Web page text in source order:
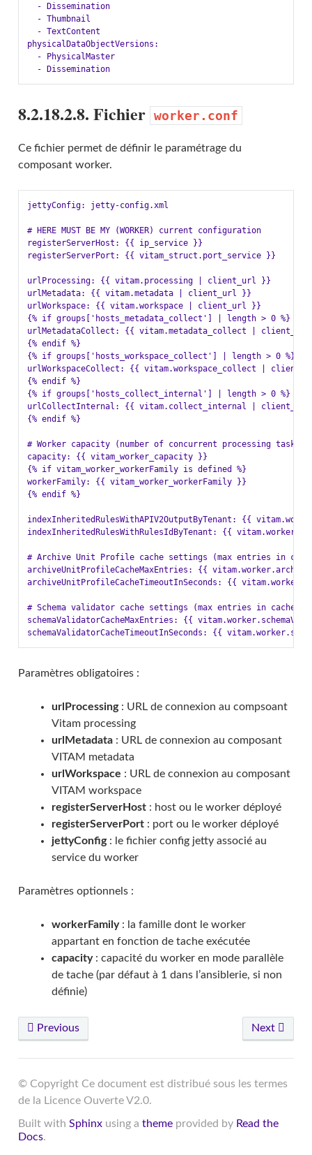
  - Dissemination
  - Thumbnail
  - TextContent
physicalDataObjectVersions:
  - PhysicalMaster
  - Dissemination
8.2.18.2.8. Fichier worker.conf
Ce fichier permet de définir le paramétrage du
composant worker.
jettyConfig: jetty-config.xml
# HERE MUST BE MY (WORKER) current configuration
registerServerHost: {{ ip_service }}
registerServerPort: {{ vitam_struct.port_service }}
urlProcessing: {{ vitam.processing | client_url }}
urlMetadata: {{ vitam.metadata | client_url }}
urlWorkspace: {{ vitam.workspace | client_url }}
{% if groups['hosts_metadata_collect'] | length > 0 %}
urlMetadataCollect: {{ vitam.metadata_collect |
{% endif %}
{% if groups['hosts_workspace_collect'] | length > 0 %}
urlWorkspaceCollect: {{ vitam.workspace_collect |
{% endif %}
{% if groups['hosts_collect_internal'] | length > 0 %}
urlCollectInternal: {{ vitam.collect_internal |
{% endif %}
# Worker capacity (number of concurrent processing tasks)
capacity: {{ vitam_worker_capacity }}
{% if vitam_worker_workerFamily is defined %}
workerFamily: {{ vitam_worker_workerFamily }}
{% endif %}
indexInheritedRulesWithAPIV2OutputByTenant: {{
indexInheritedRulesWithRulesIdByTenant: {{
# Archive Unit Profile cache settings (max entries in
archiveUnitProfileCacheMaxEntries: {{
archiveUnitProfileCacheTimeoutInSeconds: {{
# Schema validator cache settings (max entries in cache
schemaValidatorCacheMaxEntries: {{
Paramètres obligatoires :
urlProcessing: URL de connexion au compsoant
Vitam processing
urlMetadata: URL de connexion au composant
VITAM metadata
urlWorkspace : URL de connexion au composant
VITAM workspace
registerServerHost: host ou le worker déployé
registerServerPort: port ou le worker déployé
jettyConfig: le fichier config jetty associé au
service du worker
Paramètres optionnels :
workerFamily: la famille dont le worker
appartant en fonction de tache exécutée
capacity: capacité du worker en mode parallèle
de tache (par défaut à 1 dans l’ansiblerie, si non
définie)
Previous Next
© Copyright Ce document est distribué sous les termes
de la Licence Ouverte V2.0.
Built with Sphinxusing a themeprovided by Read the
Docs.